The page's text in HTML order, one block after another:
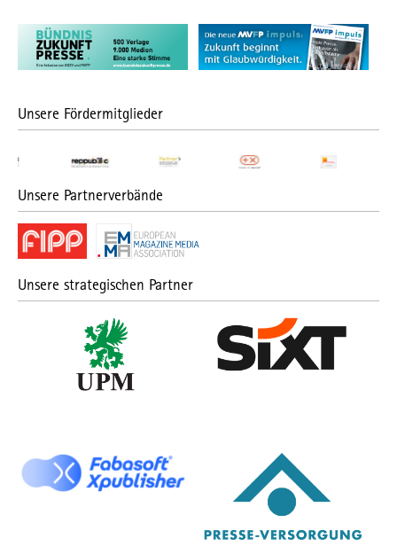
Unsere Fördermitglieder
Unsere Partnerverbände
Unsere strategischen Partner